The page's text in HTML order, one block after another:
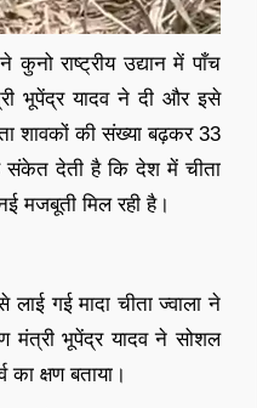
राष्ट्रीय उद्यान में पाँच
भूपेंद्र यादव ने दी और इसे
शावकों की संख्या बढ़कर 33
संकेत देती है कि देश में चीता
मजबूती मिल रही है।
गई मादा चीता ज्वाला ने
मंत्री भूपेंद्र यादव ने सोशल
क्षण बताया।